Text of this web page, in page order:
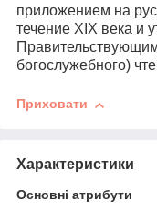
приложением на
течение XIX века и
богослужебного)
Приховати
Характеристики
Основні атрибути